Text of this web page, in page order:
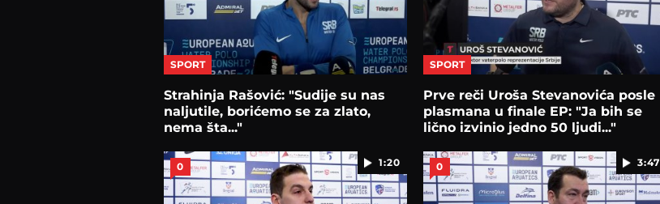
SPORT
Strahinja Rašović: "Sudije su nas
naljutile, borićemo se za zlato,
nema šta..."
SPORT
Prve reči Uroša Stevanovića posle
plasmana u finale EP: "Ja bih se
lično izvinio jedno 50 ljudi..."
1:20
0 3:47
0